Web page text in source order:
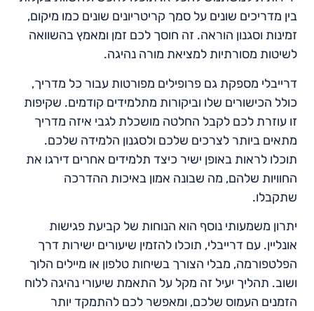
בין מדריכים שונים על סמך קריטריונים שונים כמו מיקום,
זמינות וסגנון הוראה. זה חוסך לכם זמן ומאמץ בהשוואה
לשיטות מסורתיות למציאת מורה נהיגה.
דרייבלי מספקת גם פרופילים מפורטות עבור כל מדריך,
כולל הכישורים שלו וביקורות מתלמידים קודמים. שקיפות
זו עוזרת לכם לקבל החלטה מושכלת לגבי איזה מדריך
מתאים ביותר לצרכים שלכם ולסגנון הלמידה שלכם.
תוכלו לראות באופן ישיר כיצד תלמידים אחרים דירגו את
החוויות שלהם, מה שבונה אמון באיכות ההדרכה
שתקבלו.
יתרון משמעותי נוסף הוא הנוחות של קביעת פגישות
אונליין. עם דרייבלי, תוכלו להזמין שיעורים ישירות דרך
הפלטפורמה, מבלי הצורך בשיחות טלפון או מיילים הלוך
ושוב. תהליך יעיל זה מקל על התאמת שיעורי נהיגה ללוח
הזמנים העמוס שלכם, ומאפשר לכם להתמקד יותר